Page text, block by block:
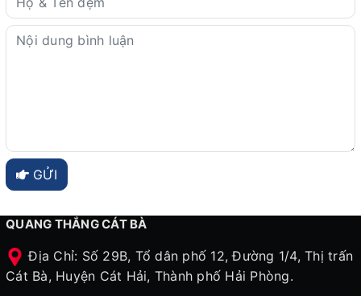
GỬI
QUANG THẮNG CÁT BÀ
Địa Chỉ: Số 29B, Tổ dân phố 12, Đường 1/4, Thị trấn
Cát Bà, Huyện Cát Hải, Thành phố Hải Phòng.